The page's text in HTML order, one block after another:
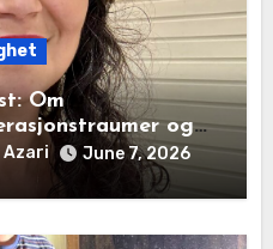
Om
og
Azari June 7, 2026